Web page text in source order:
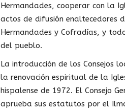
Hermandades, cooperar con la
actos de difusión enaltecedores
Hermandades y Cofradías, y
del pueblo.
La introducción de los Consejos
la renovación espiritual de la
hispalense de 1972. El Consejo
aprueba sus estatutos por el